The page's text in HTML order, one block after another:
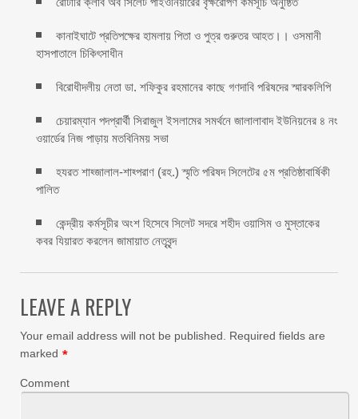
কানাইঘাটে প্রতিপক্ষের হামলায় পিতা ও পুত্র গুরুতর আহত।। ওসমানী
হাসপাতালে চিকিৎসাধীন
বিরোধীদলীয় নেতা ডা. শফিকুর রহমানের কাছে গণদাবি পরিষদের স্মারকলিপি ‎
চেয়ারম্যান পদপ্রার্থী সিরাজুল ইসলামের সমর্থনে জালালাবাদ ইউনিয়নের ৪ নং
ওয়ার্ডের নিজ পাড়ায় মতবিনিময় সভা
হযরত শাহ্জালাল-শাহ্পরাণ (রহ.) স্মৃতি পরিষদ সিলেটের ৫ম প্রতিষ্ঠাবার্ষিকী
পালিত ‎​
কেন্দ্রীয় কর্মসূচীর অংশ হিসেবে সিলেট সদরে শহীদ ওয়াসিম ও মুস্তাকের
কবর যিয়ারত করলেন জামায়াত নেতৃবৃন্দ ‎
LEAVE A REPLY
Your email address will not be published.
Required fields are
marked *
Comment